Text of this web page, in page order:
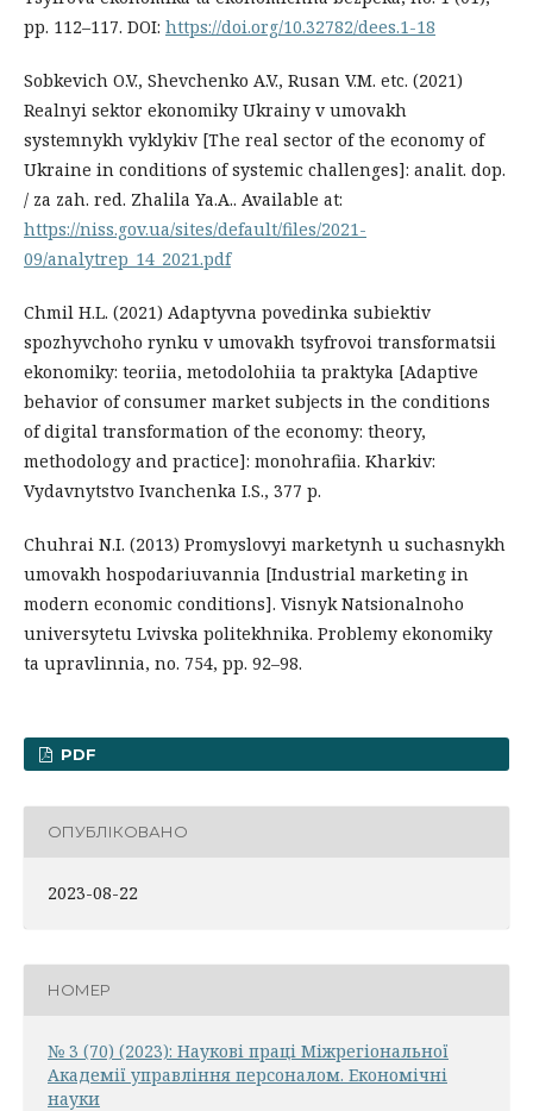
pp. 112–117. DOI: https://doi.org/10.32782/dees.1-18
Sobkevich O.V., Shevchenko A.V., Rusan V.M. etc. (2021)
Realnyi sektor ekonomiky Ukrainy v umovakh
systemnykh vyklykiv [The real sector of the economy of
Ukraine in conditions of systemic challenges]: analit. dop.
/ za zah. red. Zhalila Ya.A.. Available at:
https://niss.gov.ua/sites/default/files/2021-
09/analytrep_14_2021.pdf
Chmil H.L. (2021) Adaptyvna povedinka subiektiv
spozhyvchoho rynku v umovakh tsyfrovoi transformatsii
ekonomiky: teoriia, metodolohiia ta praktyka [Adaptive
behavior of consumer market subjects in the conditions
of digital transformation of the economy: theory,
methodology and practice]: monohrafiia. Kharkiv:
Vydavnytstvo Ivanchenka I.S., 377 p.
Chuhrai N.I. (2013) Promyslovyi marketynh u suchasnykh
umovakh hospodariuvannia [Industrial marketing in
modern economic conditions]. Visnyk Natsionalnoho
universytetu Lvivska politekhnika. Problemy ekonomiky
ta upravlinnia, no. 754, pp. 92–98.
PDF
ОПУБЛІКОВАНО
2023-08-22
НОМЕР
№ 3 (70) (2023): Наукові праці Міжрегіональної
Академії управління персоналом. Економічні
науки